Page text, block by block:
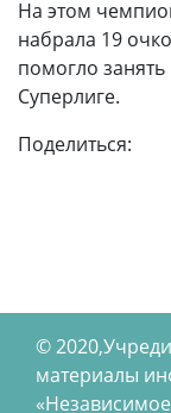
На этом
набрала 19
помогло
Суперлиге.
Поделиться:
©
материалы